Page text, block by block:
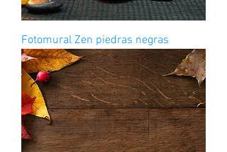
Fotomural Zen piedras negras